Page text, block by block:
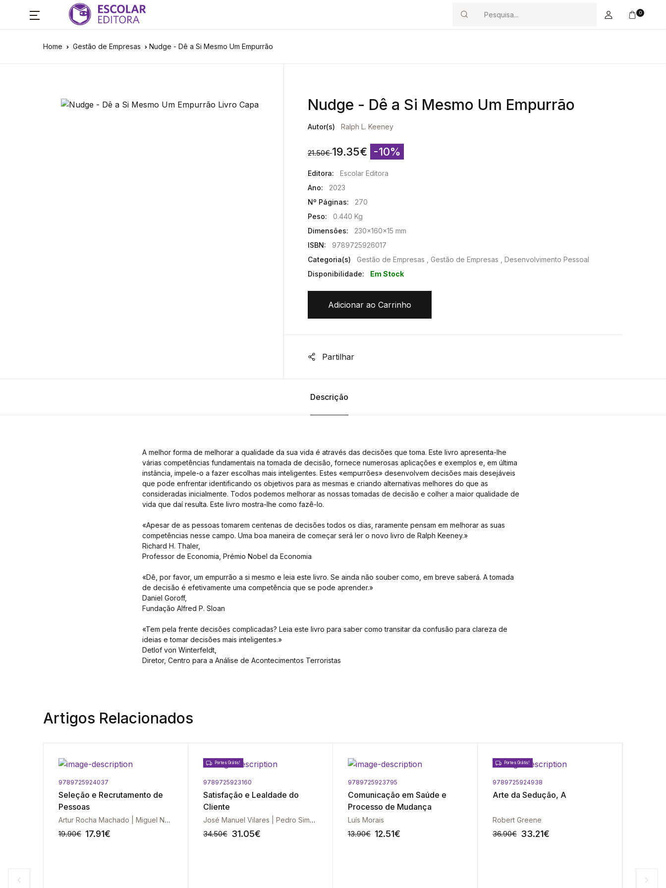
Search
0
Home Gestão de Empresas Nudge - Dê a Si Mesmo Um Empurrão
Nudge - Dê a Si Mesmo Um Empurrão
Autor(s) Ralph L. Keeney
21.50€ 19.35€ -10%
Editora:
Escolar Editora
Ano:
2023
Nº Páginas:
270
Peso:
0.440 Kg
Dimensões:
230x160x15 mm
ISBN:
9789725926017
Categoria(s)
Gestão de Empresas , Gestão de Empresas , Desenvolvimento Pessoal
Disponibilidade:
Em Stock
Adicionar ao Carrinho
Partilhar
Descrição
A melhor forma de melhorar a qualidade da sua vida é através das decisões que toma. Este livro apresenta-lhe
várias competências fundamentais na tomada de decisão, fornece numerosas aplicações e exemplos e, em última
instância, impele-o a fazer escolhas mais inteligentes. Estes «empurrões» desenvolvem decisões mais desejáveis
que pode enfrentar identificando os objetivos para as mesmas e criando alternativas melhores do que as
consideradas inicialmente. Todos podemos melhorar as nossas tomadas de decisão e colher a maior qualidade de
vida que daí resulta. Este livro mostra-lhe como fazê-lo.
«Apesar de as pessoas tomarem centenas de decisões todos os dias, raramente pensam em melhorar as suas
competências nesse campo. Uma boa maneira de começar será ler o novo livro de Ralph Keeney.»
Richard H. Thaler,
Professor de Economia, Prémio Nobel da Economia
«Dê, por favor, um empurrão a si mesmo e leia este livro. Se ainda não souber como, em breve saberá. A tomada
de decisão é efetivamente uma competência que se pode aprender.»
Daniel Goroff,
Fundação Alfred P. Sloan
«Tem pela frente decisões complicadas? Leia este livro para saber como transitar da confusão para clareza de
ideias e tomar decisões mais inteligentes.»
Detlof von Winterfeldt,
Diretor, Centro para a Análise de Acontecimentos Terroristas
Artigos Relacionados
9789725924037
Seleção e Recrutamento de
Pessoas
Artur Rocha Machado | Miguel Nuno Portugal
19.90€ 17.91€
Portes Grátis!
9789725923160
Satisfação e Lealdade do
Cliente
José Manuel Vilares | Pedro Simões Coelho
34.50€ 31.05€
9789725923795
Comunicação em Saúde e
Processo de Mudança
Luís Morais
13.90€ 12.51€
Portes Grátis!
9789725924938
Arte da Sedução, A
Robert Greene
36.90€ 33.21€